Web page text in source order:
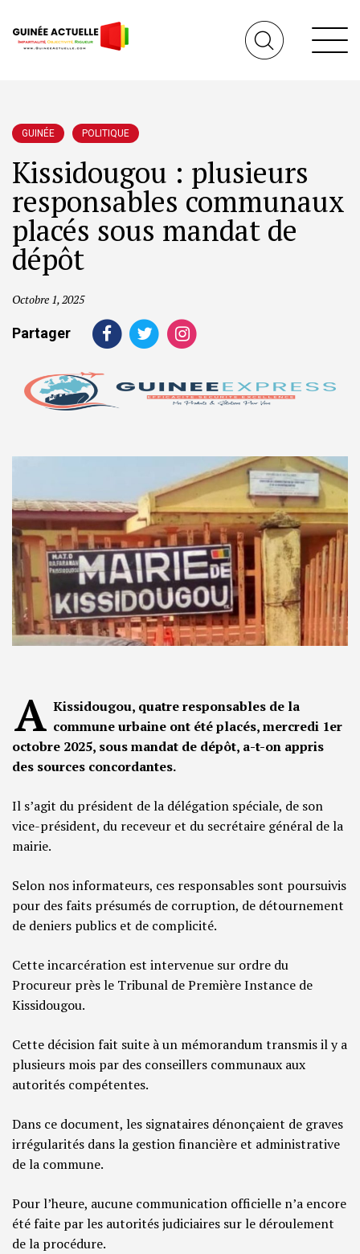
GUINÉE POLITIQUE
Kissidougou : plusieurs
responsables communaux
placés sous mandat de
dépôt
Octobre 1, 2025
Partager
A Kissidougou, quatre responsables de la
commune urbaine ont été placés, mercredi 1er
octobre 2025, sous mandat de dépôt, a-t-on appris
des sources concordantes.
Il s’agit du président de la délégation spéciale, de son
vice-président, du receveur et du secrétaire général de la
mairie.
Selon nos informateurs, ces responsables sont poursuivis
pour des faits présumés de corruption, de détournement
de deniers publics et de complicité.
Cette incarcération est intervenue sur ordre du
Procureur près le Tribunal de Première Instance de
Kissidougou.
Cette décision fait suite à un mémorandum transmis il y a
plusieurs mois par des conseillers communaux aux
autorités compétentes.
Dans ce document, les signataires dénonçaient de graves
irrégularités dans la gestion financière et administrative
de la commune.
Pour l’heure, aucune communication officielle n’a encore
été faite par les autorités judiciaires sur le déroulement
de la procédure.